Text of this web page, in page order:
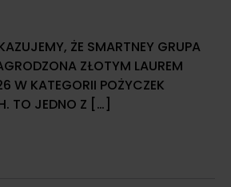
ŻE SMARTNEY GRUPA
ZŁOTYM LAUREM
W KATEGORII POŻYCZEK
TO JEDNO Z […]